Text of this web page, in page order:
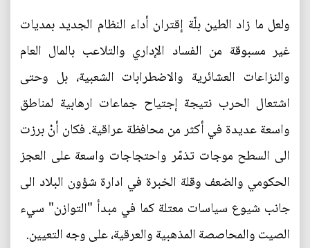
ولعل ما زاد الطين بلّة إقتران أداء النظام الجديد بمديات
غير مسبوقة من الفساد الإداري والتلاعب بالمال العام
والنزاعات العشائرية والاضطرابات الشعبية، بل وحتى
اشتعال الحرب نتيجة إجتياح جماعات ارهابية لمناطق
واسعة عديدة في أكثر من محافظة عراقية. فكان أنْ برزت
الى السطح موجات تذمّر واحتجاجات واسعة على العجز
الحكومي والضعف وقلة الخبرة في ادارة شؤون البلاد الى
جانب شيوع سياسات معتلة كما في مبدأ "التوازن" سيء
الصيت والمحاصصة المذهبية والعرقية، على وجه التعيين.